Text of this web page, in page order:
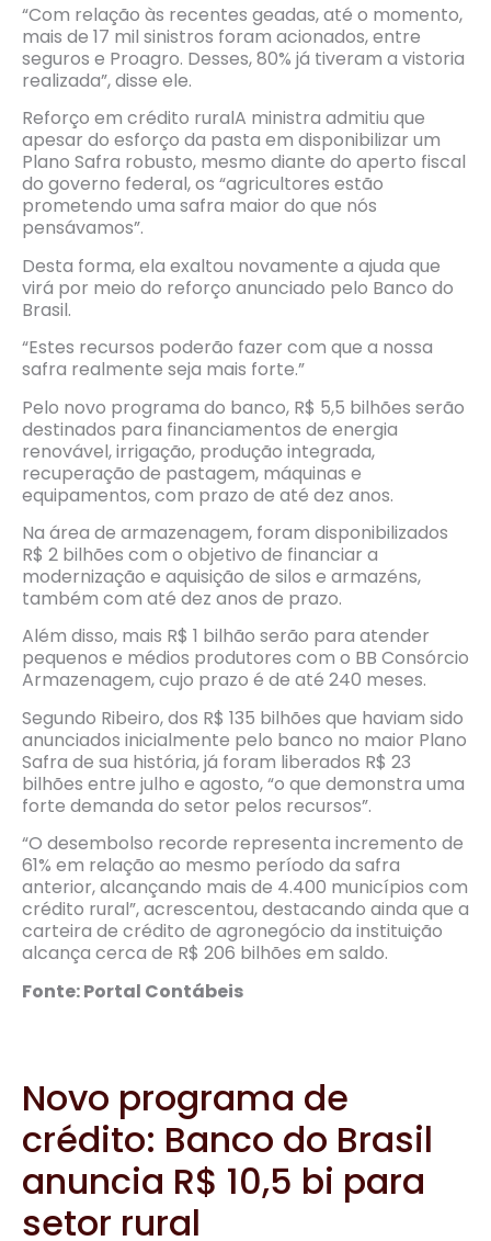
“Com relação às recentes geadas, até o momento,
mais de 17 mil sinistros foram acionados, entre
seguros e Proagro. Desses, 80% já tiveram a vistoria
realizada”, disse ele.
Reforço em crédito ruralA ministra admitiu que
apesar do esforço da pasta em disponibilizar um
Plano Safra robusto, mesmo diante do aperto fiscal
do governo federal, os “agricultores estão
prometendo uma safra maior do que nós
pensávamos”.
Desta forma, ela exaltou novamente a ajuda que
virá por meio do reforço anunciado pelo Banco do
Brasil.
“Estes recursos poderão fazer com que a nossa
safra realmente seja mais forte.”
Pelo novo programa do banco, R$ 5,5 bilhões serão
destinados para financiamentos de energia
renovável, irrigação, produção integrada,
recuperação de pastagem, máquinas e
equipamentos, com prazo de até dez anos.
Na área de armazenagem, foram disponibilizados
R$ 2 bilhões com o objetivo de financiar a
modernização e aquisição de silos e armazéns,
também com até dez anos de prazo.
Além disso, mais R$ 1 bilhão serão para atender
pequenos e médios produtores com o BB Consórcio
Armazenagem, cujo prazo é de até 240 meses.
Segundo Ribeiro, dos R$ 135 bilhões que haviam sido
anunciados inicialmente pelo banco no maior Plano
Safra de sua história, já foram liberados R$ 23
bilhões entre julho e agosto, “o que demonstra uma
forte demanda do setor pelos recursos”.
“O desembolso recorde representa incremento de
61% em relação ao mesmo período da safra
anterior, alcançando mais de 4.400 municípios com
crédito rural”, acrescentou, destacando ainda que a
carteira de crédito de agronegócio da instituição
alcança cerca de R$ 206 bilhões em saldo.
Fonte: Portal Contábeis
Novo programa de
crédito: Banco do Brasil
anuncia R$ 10,5 bi para
setor rural